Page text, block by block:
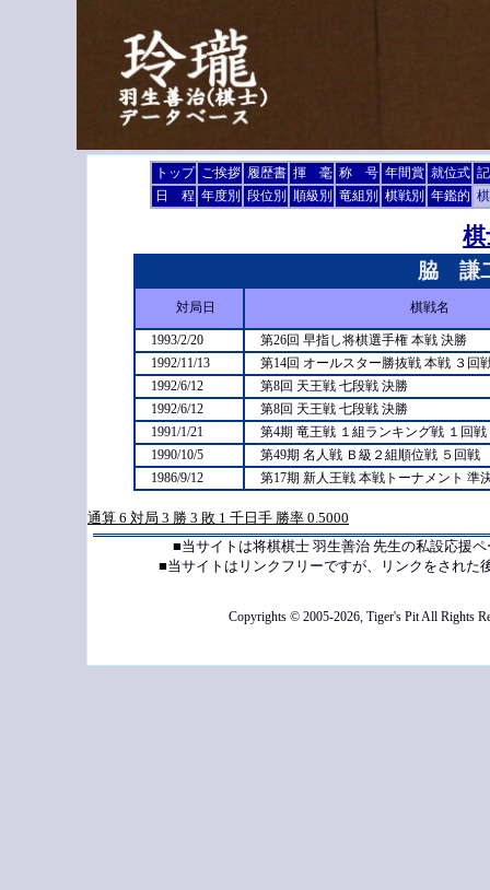
トップ ご挨拶 履歴書 揮 毫 称 号 年間賞 就位式
日 程 年度別 段位別 順級別 竜組別 棋戦別 年鑑的
脇 謙
対局日 棋戦名
1993/2/20
第26回 早指し将棋選手権 本戦 決勝
1992/11/13
第14回 オールスター勝抜戦 本戦 ３回
1992/6/12
第8回 天王戦 七段戦 決勝
1992/6/12
第8回 天王戦 七段戦 決勝
1991/1/21
第4期 竜王戦 １組ランキング戦 １回戦
1990/10/5
第49期 名人戦 Ｂ級２組順位戦 ５回戦
1986/9/12
第17期 新人王戦 本戦トーナメント 準
通算 6 対局 3 勝 3 敗 1 千日手 勝率 0.5000
■当サイトは将棋棋士 羽生善治 先生の私設応援
■当サイトはリンクフリーですが、リンクをされた
Copyrights © 2005-2026, Tiger's Pit All Rights